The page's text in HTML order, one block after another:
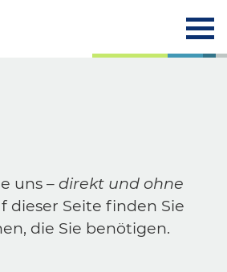
uns – direkt und ohne
dieser Seite finden Sie
die Sie benötigen.